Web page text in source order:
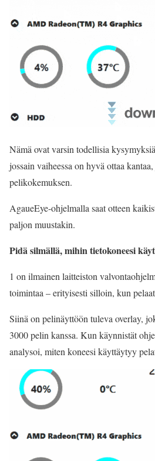
Nämä ovat varsin todellisia
jossain vaiheessa on hyvä ottaa
pelikokemuksen.
AgaueEye-ohjelmalla saat otteen
paljon muustakin.
Pidä silmällä, mihin tietokoneesi
1 on ilmainen laitteiston
toimintaa – erityisesti silloin, kun
Siinä on pelinäyttöön tuleva overlay,
3000 pelin kanssa. Kun käynnistät
analysoi, miten koneesi käyttäytyy